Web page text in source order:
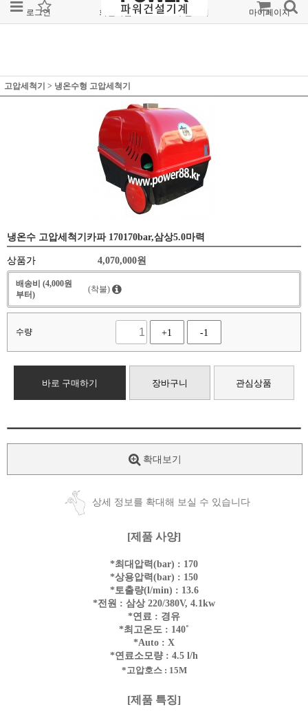
로그인 회원가입 주문조회 마이페이지
고압세척기 > 냉온수형 고압세척기
냉온수 고압세척기카파 170170bar,삼상5.0마력
상품가 4,070,000원
배송비 (4,000원
부터)
(착불)
수량 +1 -1
바로 구매하기 장바구니 관심상품
확대보기
상세 정보를 확대해 보실 수 있습니다
[제품 사양]
*최대압력(bar) : 170
*상용압력(bar) : 150
*토출량(l/min) : 13.6
*전원 : 삼상 220/380V, 4.1kw
*연료 : 경유
*최고온도 : 140˚
*Auto : X
*연료소모량 : 4.5 l/h
*고압호스 : 15M
[제품 특징]